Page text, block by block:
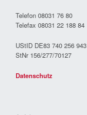
Telefon 08031 76 80
Telefax 08031 22 188 84
UStID DE83 740 256 943
StNr 156/277/70127
Datenschutz